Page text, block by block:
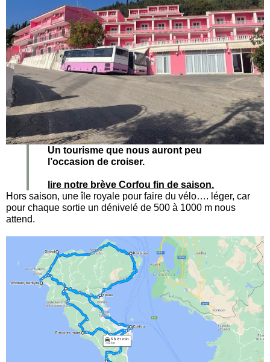
Un tourisme que nous auront peu
l’occasion de croiser.
lire notre brève Corfou fin de saison.
Hors saison, une île royale pour faire du vélo…. léger, car
pour chaque sortie un dénivelé de 500 à 1000 m nous
attend.